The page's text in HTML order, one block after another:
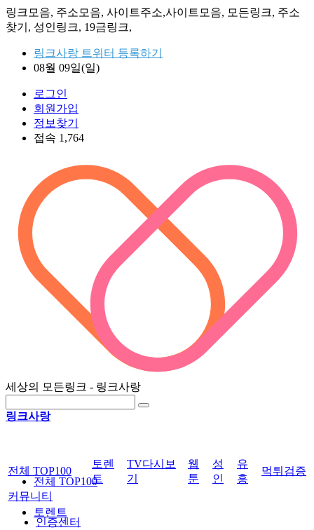
링크모음, 주소모음, 사이트주소,사이트모음, 모든링크, 주소
찾기, 성인링크, 19금링크,
링크사랑 트위터 등록하기
08월 09일(일)
로그인
회원가입
정보찾기
접속 1,764
세상의 모든링크 - 링크사랑
링크사랑
전체 TOP100
토렌트
전체 TOP100
토렌
트
TV다시보
기
웹
툰
성
인
유
흥
먹튀검증
커뮤니티
인증센터